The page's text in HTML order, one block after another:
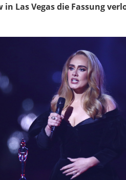
Las Vegas die Fassung